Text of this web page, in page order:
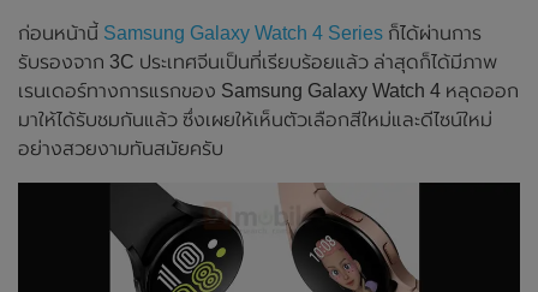
ก่อนหน้านี้ Samsung Galaxy Watch 4 Series ก็ได้ผ่านการ
รับรองจาก 3C ประเทศจีนเป็นที่เรียบร้อยแล้ว ล่าสุดก็ได้มีภาพ
เรนเดอร์ทางการแรกของ Samsung Galaxy Watch 4 หลุดออก
มาให้ได้รับชมกันแล้ว ซึ่งเผยให้เห็นตัวเลือกสีใหม่และดีไซน์ใหม่
อย่างสวยงามทันสมัยครับ